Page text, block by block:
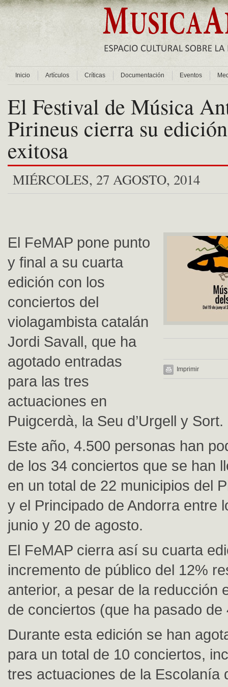
Inicio Artículos Críticas Documentación Eventos
El Festival de Música
Pirineus cierra su
exitosa
MIÉRCOLES, 27 AGOSTO, 2014
Imprimir
El FeMAP pone punto
y final a su cuarta
edición con los
conciertos del
violagambista catalán
Jordi Savall, que ha
agotado entradas
para las tres
actuaciones en
Puigcerdà, la Seu d’Urgell y Sort.
Este año, 4.500 personas han
de los 34 conciertos que se han
en un total de 22 municipios del
y el Principado de Andorra entre
junio y 20 de agosto.
El FeMAP cierra así su cuarta
incremento de público del 12%
anterior, a pesar de la reducción
de conciertos (que ha pasado de
Durante esta edición se han
para un total de 10 conciertos,
tres actuaciones de la Escolanía